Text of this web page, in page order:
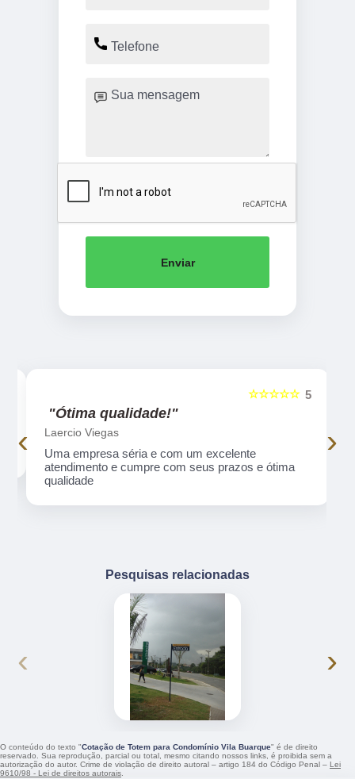
Enviar
5
☆☆☆☆☆
"Ótima qualidade!"
Laercio Viegas
Uma empresa séria e com um excelente
atendimento e cumpre com seus prazos e ótima
qualidade
‹ ›
Pesquisas relacionadas
‹ ›
O conteúdo do texto "Cotação de Totem para Condomínio Vila Buarque" é de direito
reservado. Sua reprodução, parcial ou total, mesmo citando nossos links, é proibida sem a
autorização do autor. Crime de violação de direito autoral – artigo 184 do Código Penal – Lei
9610/98 - Lei de direitos autorais